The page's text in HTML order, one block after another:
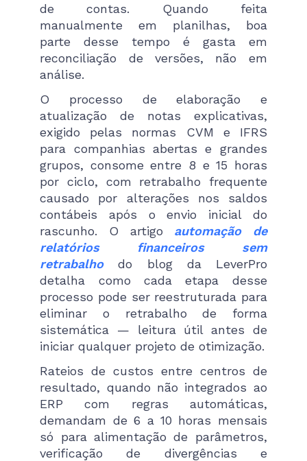
de contas. Quando feita
manualmente em planilhas, boa
parte desse tempo é gasta em
reconciliação de versões, não em
análise.
O processo de elaboração e
atualização de notas explicativas,
exigido pelas normas CVM e IFRS
para companhias abertas e grandes
grupos, consome entre 8 e 15 horas
por ciclo, com retrabalho frequente
causado por alterações nos saldos
contábeis após o envio inicial do
rascunho. O artigo automação de
relatórios financeiros sem
retrabalhodo blog da LeverPro
detalha como cada etapa desse
processo pode ser reestruturada para
eliminar o retrabalho de forma
sistemática — leitura útil antes de
iniciar qualquer projeto de otimização.
Rateios de custos entre centros de
resultado, quando não integrados ao
ERP com regras automáticas,
demandam de 6 a 10 horas mensais
só para alimentação de parâmetros,
verificação de divergências e